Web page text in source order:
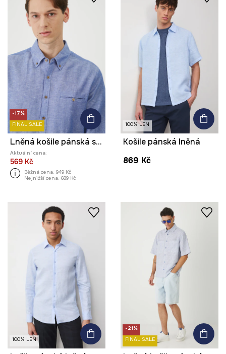
-17%
FINAL SALE
Lněná košile pánská s límcem button-down modrá barva
Aktuální cena:
569 Kč
Běžná cena: 949 Kč
Nejnižší cena: 689 Kč
100% LEN
Košile pánská lněná
869 Kč
100% LEN
-21%
FINAL SALE